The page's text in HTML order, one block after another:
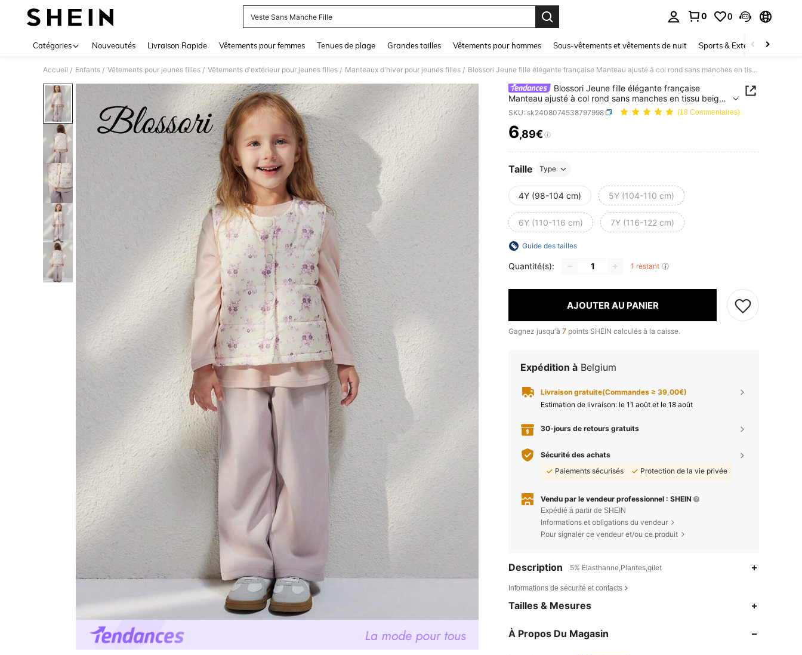
Veste Sans Manche Fille
0 0
Catégories Nouveautés Livraison Rapide Vêtements pour femmes Tenues de plage Grandes tailles Vêtements pour hommes Sous-vêtements et vêtements de nuit Sports & Extérieur
Accueil / Enfants / Vêtements pour jeunes filles / Vêtements d'extérieur pour jeunes filles / Manteaux d'hiver pour jeunes filles / Blossori Jeune fille élégante française Manteau ajusté à col rond sans manches en tissu beige à motif floral micro-ditsy, automne/hiver
Blossori Jeune fille élégante française
Manteau ajusté à col rond sans manches en tissu beige
à motif floral micro-ditsy, automne/hiver
SKU: sk2408074538797998 (18 Commentaires)
PRICE AND AVAILABILITY
6,89€
Taille Type
4Y (98-104 cm) 5Y (104-110 cm)
6Y (110-116 cm) 7Y (116-122 cm)
Guide des tailles
Quantité(s): 1 restant
AJOUTER AU PANIER
Gagnez jusqu'à 7 points SHEIN calculés à la caisse.
Expédition à Belgium
Livraison gratuite(Commandes ≥ 39,00€)
Estimation de livraison: le 11 août et le 18 août
30-jours de retours gratuits
Sécurité des achats
Paiements sécurisés
Protection de la vie privée
Vendu par le vendeur professionnel : SHEIN
Expédié à partir de SHEIN
Informations et obligations du vendeur
Pour signaler ce vendeur et/ou ce produit
Description 5% Élasthanne,Plantes,gilet
Informations de sécurité et contacts
Tailles & Mesures
À Propos Du Magasin
4,92